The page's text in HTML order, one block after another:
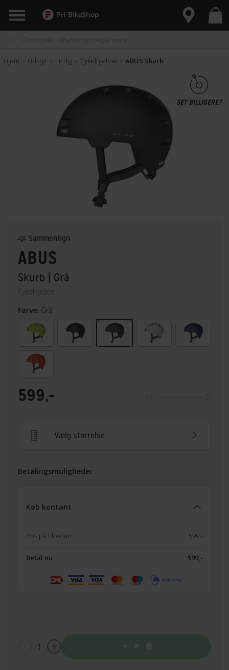
Hjem > Udstyr > Til dig > Cykelhjelme > ABUS Skurb
SET BILLIGERE?
ABUS
Skurb | Grå
Cykelhjelme
Sammenlign
Farve: Grå
599,-
Vælg størrelse
Betalingsmuligheder
Køb kontant
Pris på tilbehør 599,-
Betal nu 599,-
1